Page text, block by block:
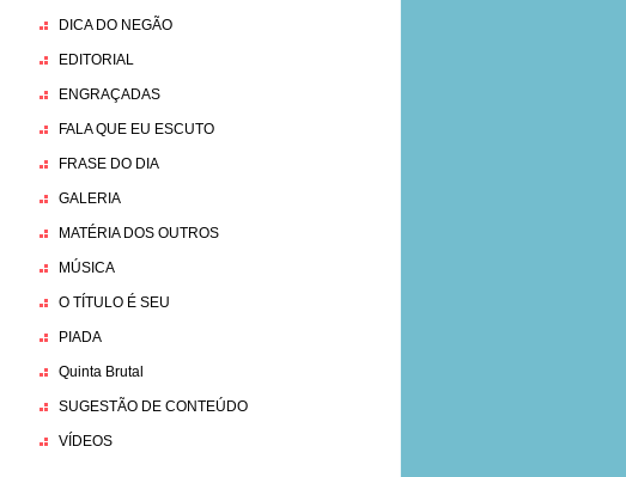
DICA DO NEGÃO
EDITORIAL
ENGRAÇADAS
FALA QUE EU ESCUTO
FRASE DO DIA
GALERIA
MATÉRIA DOS OUTROS
MÚSICA
O TÍTULO É SEU
PIADA
Quinta Brutal
SUGESTÃO DE CONTEÚDO
VÍDEOS